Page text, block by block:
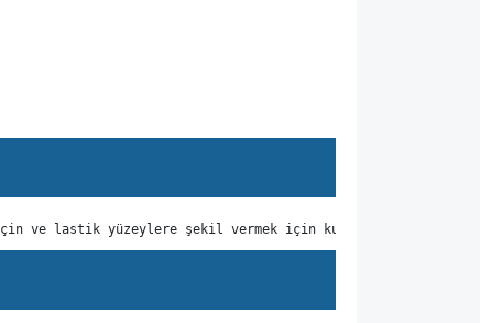
için ve lastik yüzeylere şekil vermek için kullanılır.